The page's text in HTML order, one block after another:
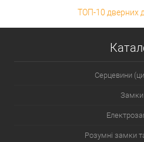
ТОП-10 дверних
Серцевини
Замки
Розумні замки